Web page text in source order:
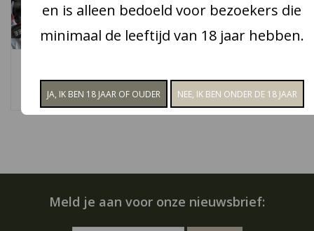
Snoep
Koffie en thee
Drop toffees
zeesterren
€3,00
Meld je aan voor onze nieuwsbrief:
en is alleen bedoeld voor bezoekers die
minimaal de leeftijd van 18 jaar hebben.